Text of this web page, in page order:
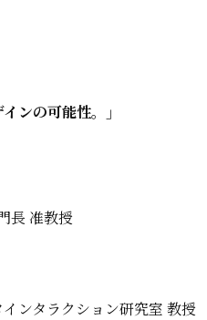
ンの可能性。」
長 准教授
ンタラクション研究室 教授